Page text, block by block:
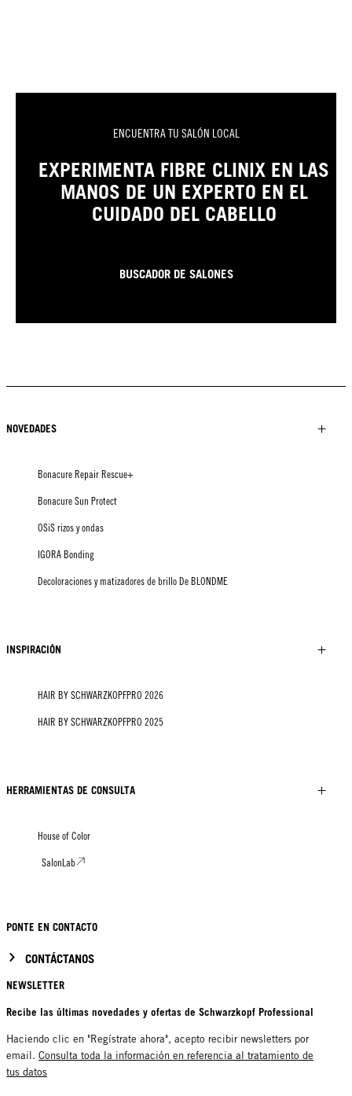
ENCUENTRA TU SALÓN LOCAL
EXPERIMENTA FIBRE CLINIX EN LAS
MANOS DE UN EXPERTO EN EL
CUIDADO DEL CABELLO
BUSCADOR DE SALONES
NOVEDADES
Bonacure Repair Rescue+
Bonacure Sun Protect
OSiS rizos y ondas
IGORA Bonding
Decoloraciones y matizadores de brillo De BLONDME
INSPIRACIÓN
HAIR BY SCHWARZKOPFPRO 2026
HAIR BY SCHWARZKOPFPRO 2025
HERRAMIENTAS DE CONSULTA
House of Color
SalonLab
PONTE EN CONTACTO
CONTÁCTANOS
NEWSLETTER
Recibe las últimas novedades y ofertas de Schwarzkopf Professional
Haciendo clic en "Regístrate ahora", acepto recibir newsletters por
email. Consulta toda la información en referencia al tratamiento de
tus datos